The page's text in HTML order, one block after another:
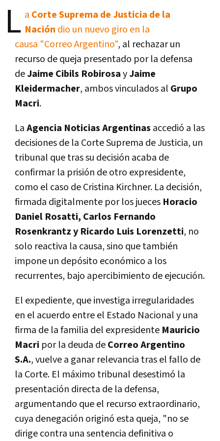
L a Corte Suprema de Justicia de la
Nación dio un nuevo giro en la
causa "Correo Argentino", al rechazar un
recurso de queja presentado por la defensa
deJaime Cibils RobirosayJaime
Kleidermacher, ambos vinculados al Grupo
Macri.
LaAgencia Noticias Argentinas accedió a las
decisiones de la Corte Suprema de Justicia, un
tribunal que tras su decisión acaba de
confirmar la prisión de otro expresidente,
como el caso de Cristina Kirchner. La decisión,
firmada digitalmente por los jueces Horacio
Daniel Rosatti, Carlos Fernando
Rosenkrantz y Ricardo Luis Lorenzetti, no
solo reactiva la causa, sino que también
impone un depósito económico a los
recurrentes, bajo apercibimiento de ejecución.
El expediente, que investiga irregularidades
en el acuerdo entre el Estado Nacional y una
firma de la familia del expresidente Mauricio
Macri por la deuda deCorreo Argentino
S.A., vuelve a ganar relevancia tras el fallo de
la Corte. El máximo tribunal desestimó la
presentación directa de la defensa,
argumentando que el recurso extraordinario,
cuya denegación originó esta queja, "no se
dirige contra una sentencia definitiva o